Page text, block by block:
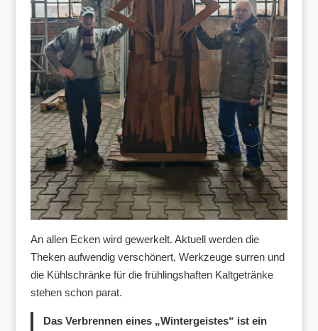
An allen Ecken wird gewerkelt. Aktuell werden die
Theken aufwendig verschönert, Werkzeuge surren und
die Kühlschränke für die frühlingshaften Kaltgetränke
stehen schon parat.
Das Verbrennen eines „Wintergeistes“ ist ein